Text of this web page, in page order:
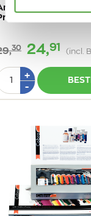
Acrylverf
Set 5 x 120ml
30 24,91 (incl.
+Plus
-Min
1